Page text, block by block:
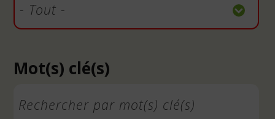
Mot(s) clé(s)